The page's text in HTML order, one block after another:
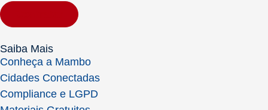
Saiba Mais
Conheça a Mambo
Cidades Conectadas
Compliance e LGPD